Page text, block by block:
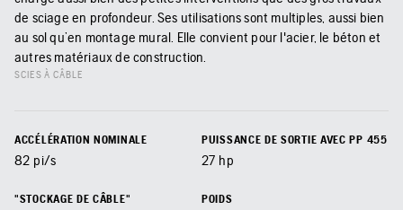
de sciage en profondeur. Ses utilisations sont multiples, aussi bien
au sol qu’en montage mural. Elle convient pour l'acier, le béton et
autres matériaux de construction.
SCIES À CÂBLE
ACCÉLÉRATION NOMINALE
82 pi/s
PUISSANCE DE SORTIE AVEC PP 455
27 hp
"STOCKAGE DE CÂBLE" POIDS